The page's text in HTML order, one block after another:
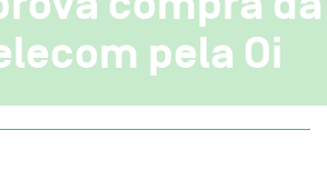
pela Oi